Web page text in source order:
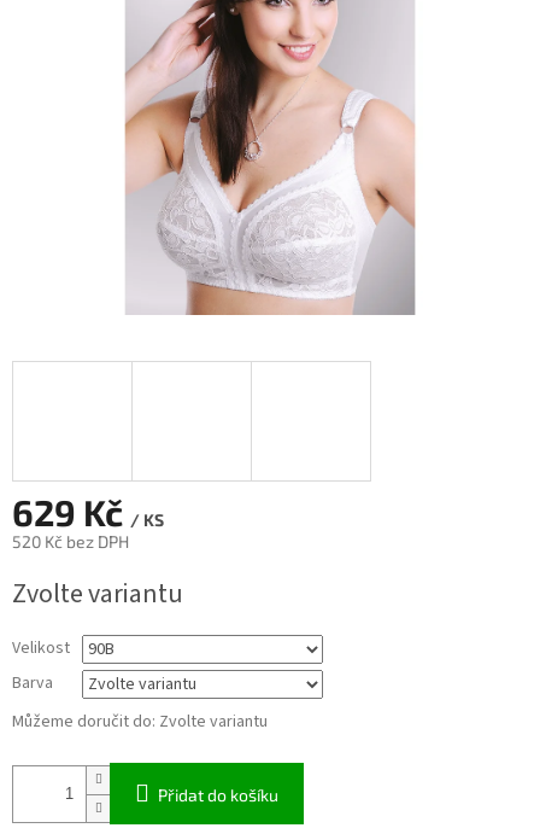
hvězdiček.
629 Kč / KS
520 Kč bez DPH
cena:
Zvolte variantu
Velikost
Barva
Můžeme doručit do: Zvolte variantu
Přidat do košíku